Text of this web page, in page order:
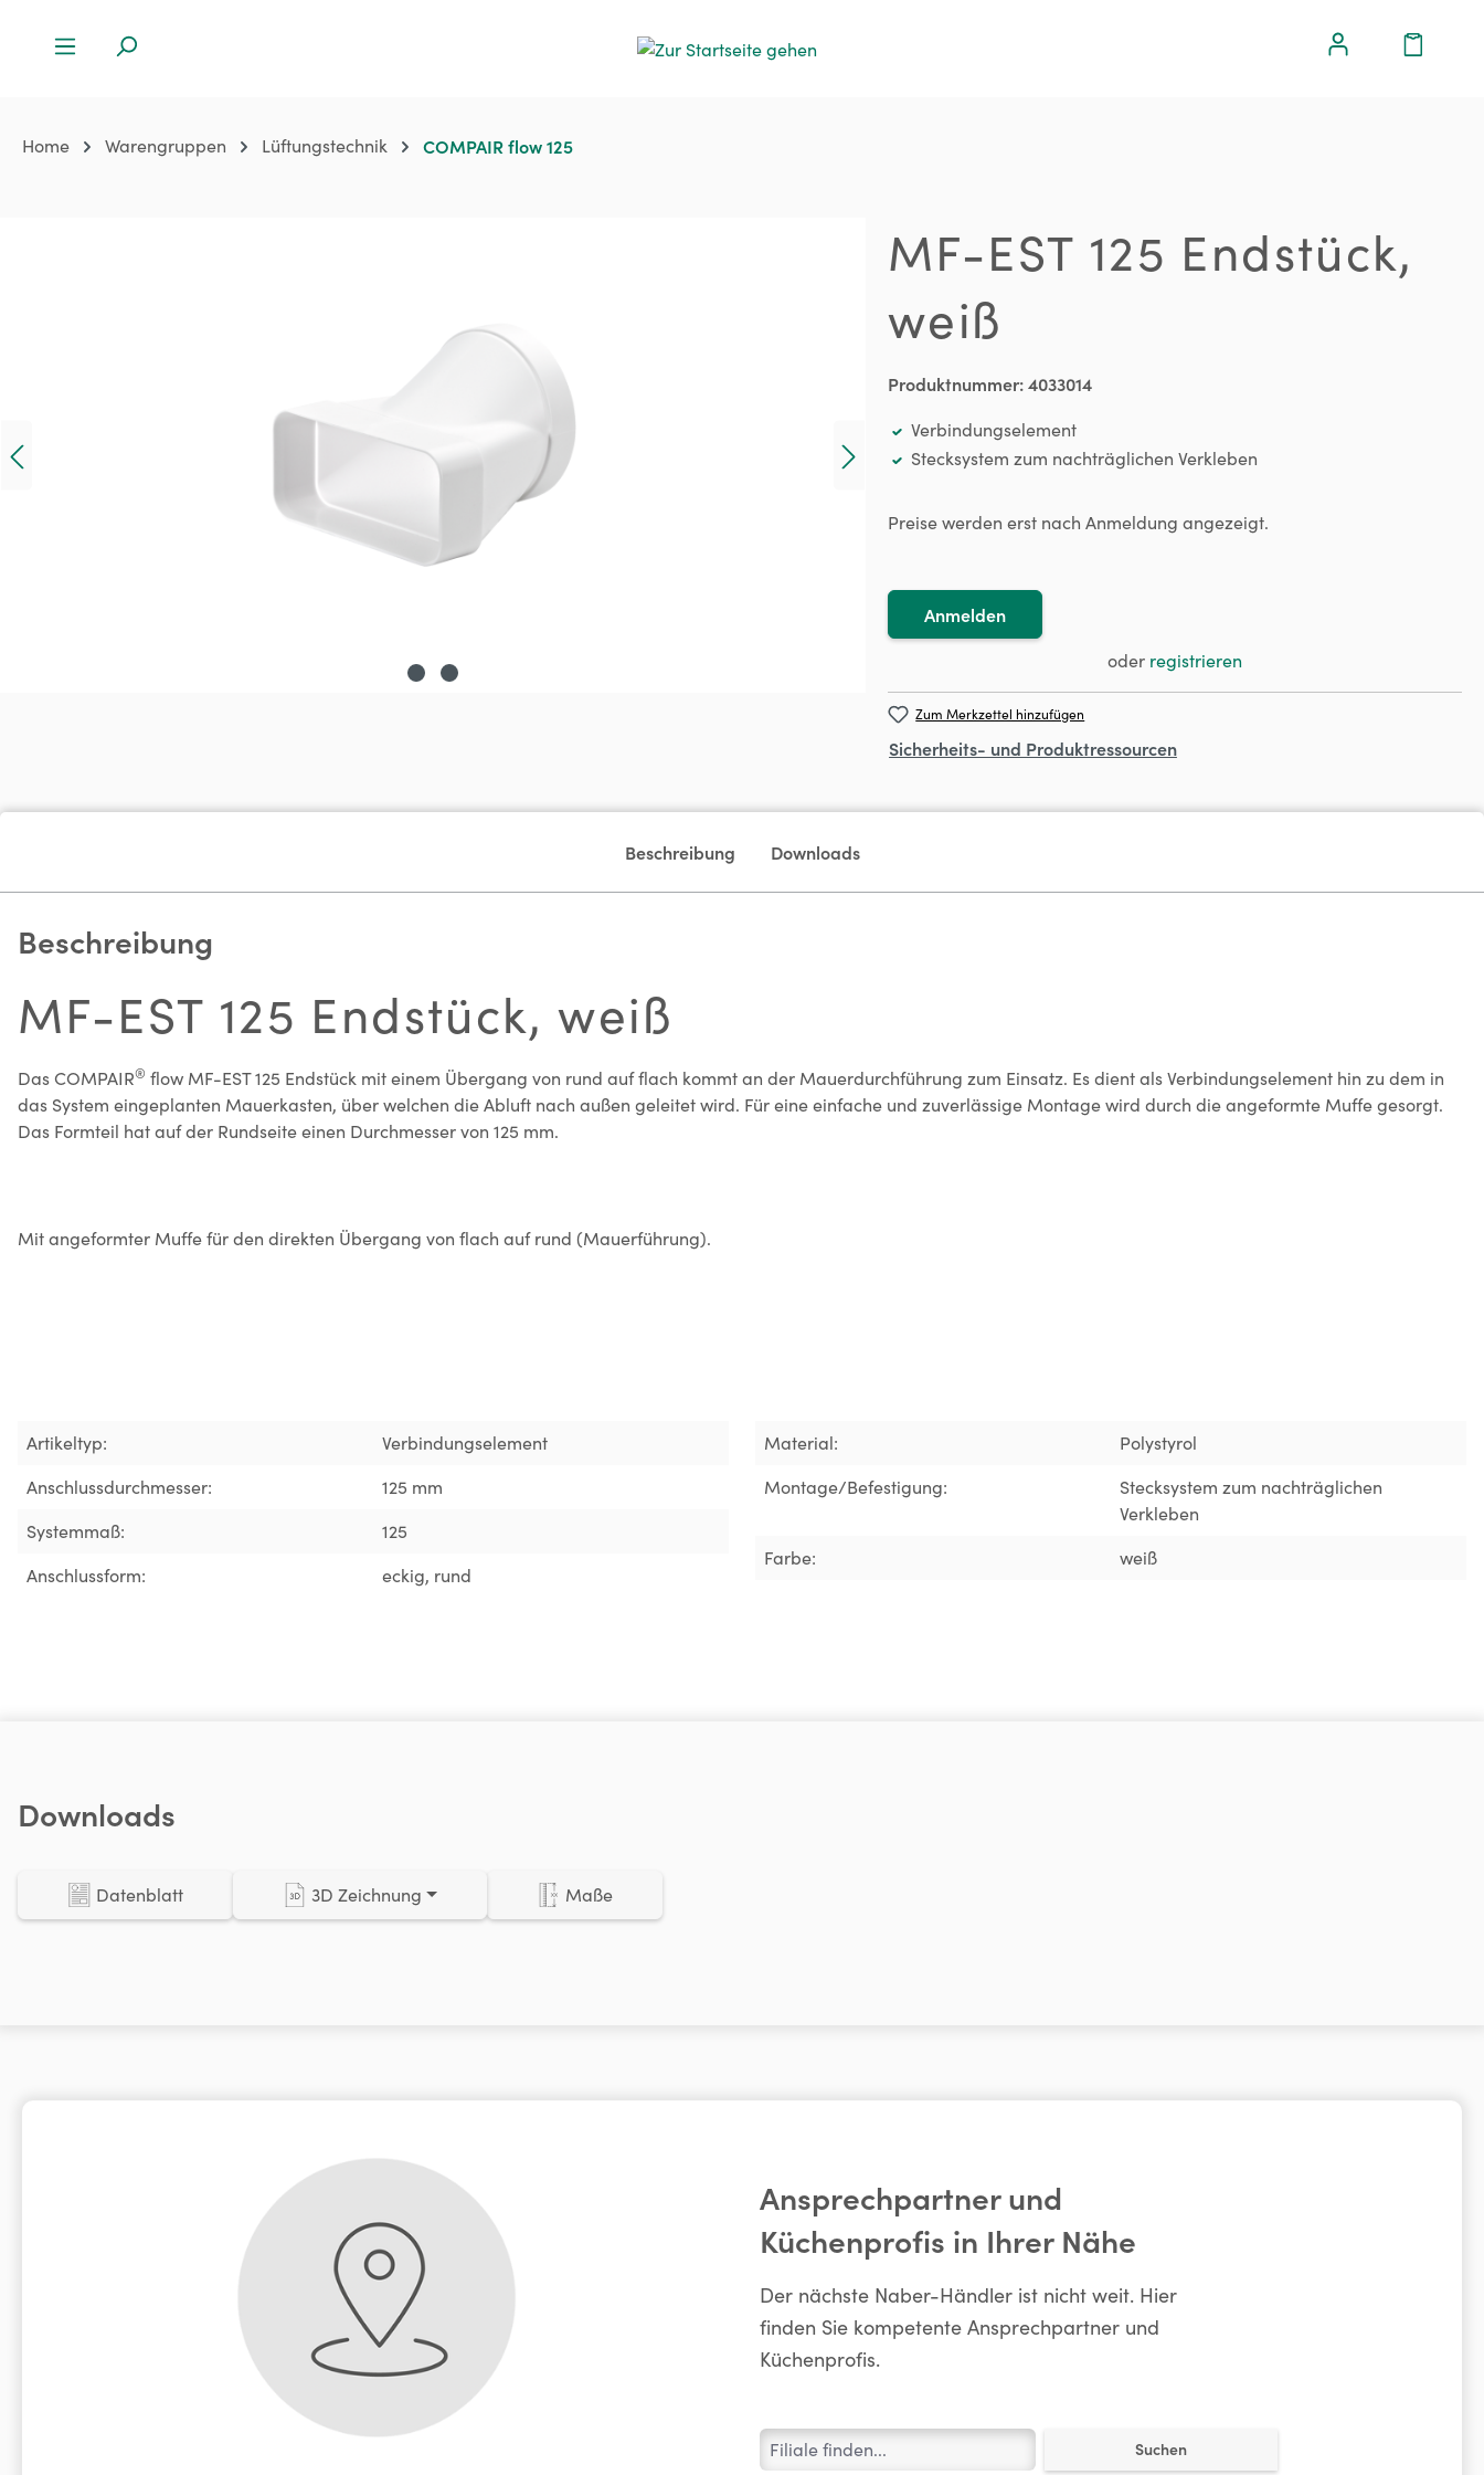
Home Warengruppen Lüftungstechnik COMPAIR flow 125
MF-EST 125 Endstück,
weiß
Produktnummer:4033014
Verbindungselement
Stecksystem zum nachträglichen Verkleben
Preise werden erst nach Anmeldung angezeigt.
Anmelden
oder registrieren
Zum Merkzettel hinzufügen
Sicherheits- und Produktressourcen
Beschreibung Downloads
Beschreibung
MF-EST 125 Endstück, weiß
Das COMPAIR® flow MF-EST 125 Endstück mit einem Übergang von rund auf flach kommt an der Mauerdurchführung zum Einsatz. Es dient als Verbindungselement hin zu dem in
das System eingeplanten Mauerkasten, über welchen die Abluft nach außen geleitet wird. Für eine einfache und zuverlässige Montage wird durch die angeformte Muffe gesorgt.
Das Formteil hat auf der Rundseite einen Durchmesser von 125 mm.
Mit angeformter Muffe für den direkten Übergang von flach auf rund (Mauerführung).
Artikeltyp:
Verbindungselement
Anschlussdurchmesser:
125 mm
Systemmaß:
125
Anschlussform:
eckig, rund
Material:
Polystyrol
Montage/Befestigung:
Stecksystem zum nachträglichen
Verkleben
Farbe:
weiß
Downloads
Datenblatt 3D Zeichnung Maße
Ansprechpartner und
Küchenprofis in Ihrer Nähe
Der nächste Naber-Händler ist nicht weit. Hier
finden Sie kompetente Ansprechpartner und
Küchenprofis.
Suchen